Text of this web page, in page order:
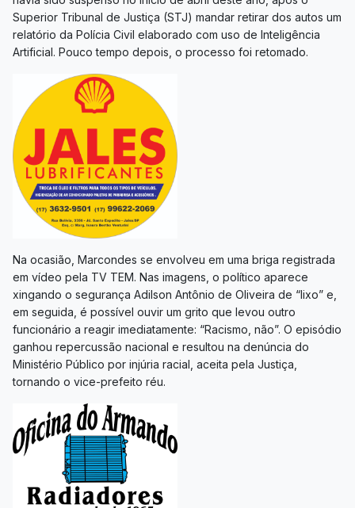
Superior Tribunal de Justiça (STJ) mandar retirar dos autos um
relatório da Polícia Civil elaborado com uso de Inteligência
Artificial. Pouco tempo depois, o processo foi retomado.
Na ocasião, Marcondes se envolveu em uma briga registrada
em vídeo pela TV TEM. Nas imagens, o político aparece
xingando o segurança Adilson Antônio de Oliveira de “lixo” e,
em seguida, é possível ouvir um grito que levou outro
funcionário a reagir imediatamente: “Racismo, não”. O episódio
ganhou repercussão nacional e resultou na denúncia do
Ministério Público por injúria racial, aceita pela Justiça,
tornando o vice-prefeito réu.